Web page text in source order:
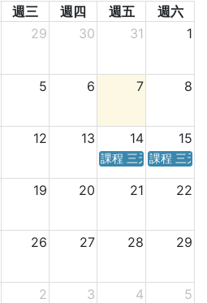
週三 週四 週五
週六
29 30 31 1
5 6 7 8
12 13 14 15
課程 三天／六天 時
課程 三天
19 20 21 22
26 27 28 29
2 3 4 5